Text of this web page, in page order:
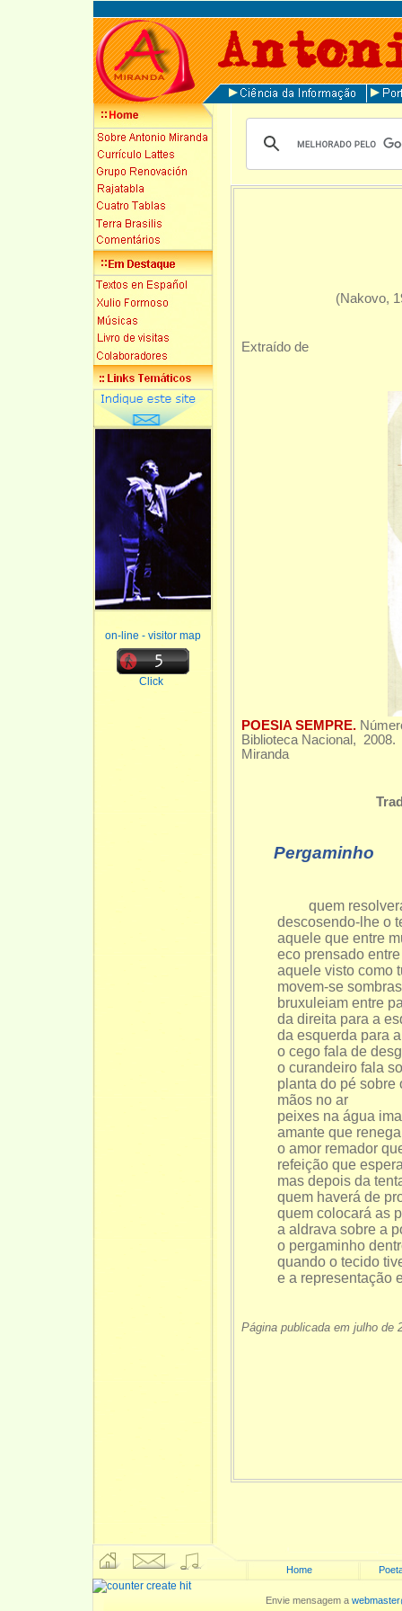
on-line - visitor map
Click
(Nakovo,
Extraído de
POESIA SEMPRE.
Biblioteca Nacional,
Miranda
Pergaminho
quem
descosendo-lhe o
aquele que entre
eco prensado
aquele visto como
movem-se sombras
bruxuleiam entre
da direita para a
da esquerda para
o cego fala de
o curandeiro fala
planta do pé sobre
mãos no ar
peixes na água
amante que renega
o amor remador
refeição que
mas depois da
quem haverá de
quem colocará as
a aldrava sobre a
o pergaminho
quando o tecido
e a representação
Página publicada em julho de
Home
Envie mensagem a